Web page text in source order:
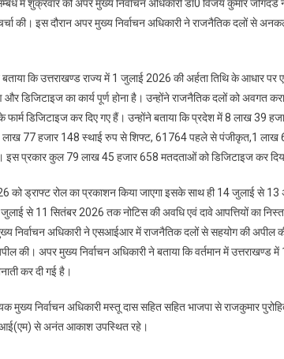
को
लेकर
के
साथ
हुई
अहम
बैठक
में शुक्रवार को अपर मुख्य निर्वाचन अधिकारी डॉ0 विजय कुमार जोगदंडे ने
की। इस दौरान अपर मुख्य निर्वाचन अधिकारी ने राजनैतिक दलों से
कि उत्तराखण्ड राज्य में 1 जुलाई 2026 की अर्हता तिथि के आधार
डिजिटाइज का कार्य पूर्ण होना है। उन्होंने राजनैतिक दलों को अवगत
डिजिटाइज कर दिए गए हैं। उन्होंने बताया कि प्रदेश में 8 लाख 39
लाख 77 हजार 148 स्थाई रुप से शिफ्ट, 61764 पहले से पंजीकृत,1
इस प्रकार कुल 79 लाख 45 हजार 658 मतदताओं को डिजिटाइज कर
को ड्राफ्ट रोल का प्रकाशन किया जाएगा इसके साथ ही 14 जुलाई से
से 11 सितंबर 2026 तक नोटिस की अवधि एवं दावे आपत्तियों का
निर्वाचन अधिकारी ने एसआईआर में राजनैतिक दलों से सहयोग की अपील
अपर मुख्य निर्वाचन अधिकारी ने बताया कि वर्तमान में उत्तराखण्ड में
कर दी गई है।
मुख्य निर्वाचन अधिकारी मस्तू दास सहित सहित भाजपा से राजकुमार
से अनंत आकाश उपस्थित रहे।